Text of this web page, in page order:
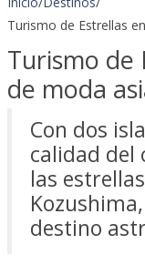
Turismo de Estrellas
Turismo de
de moda
Con dos
calidad del
las
destino